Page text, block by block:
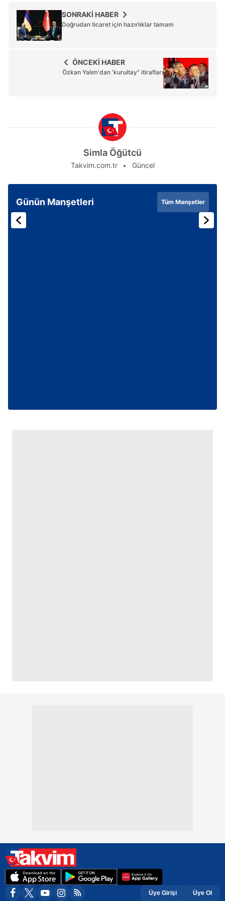
almak için lütfentıklayınız.
SONRAKİ HABER
Doğrudan ticaret için hazırlıklar tamam
ÖNCEKİ HABER
Özkan Yalım'dan 'kurultay" itirafları
Simla Öğütcü
Takvim.com.tr Güncel
Günün Manşetleri Tüm Manşetler
Üye Girişi Üye Ol